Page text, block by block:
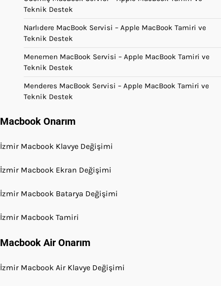
Teknik Destek
Narlıdere MacBook Servisi – Apple MacBook Tamiri ve
Teknik Destek
Menemen MacBook Servisi – Apple MacBook Tamiri ve
Teknik Destek
Menderes MacBook Servisi – Apple MacBook Tamiri ve
Teknik Destek
Macbook Onarım
İzmir Macbook Klavye Değişimi
İzmir Macbook Ekran Değişimi
İzmir Macbook Batarya Değişimi
İzmir Macbook Tamiri
Macbook Air Onarım
İzmir Macbook Air Klavye Değişimi